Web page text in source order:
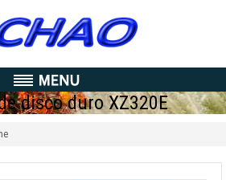
disco duro XZ320E